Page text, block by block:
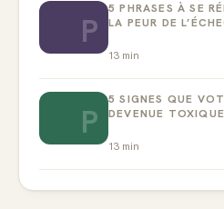
P
5 PHRASES À SE
LA PEUR DE
13 min
P
5 SIGNES QUE
DEVENUE TOXIQUE
13 min